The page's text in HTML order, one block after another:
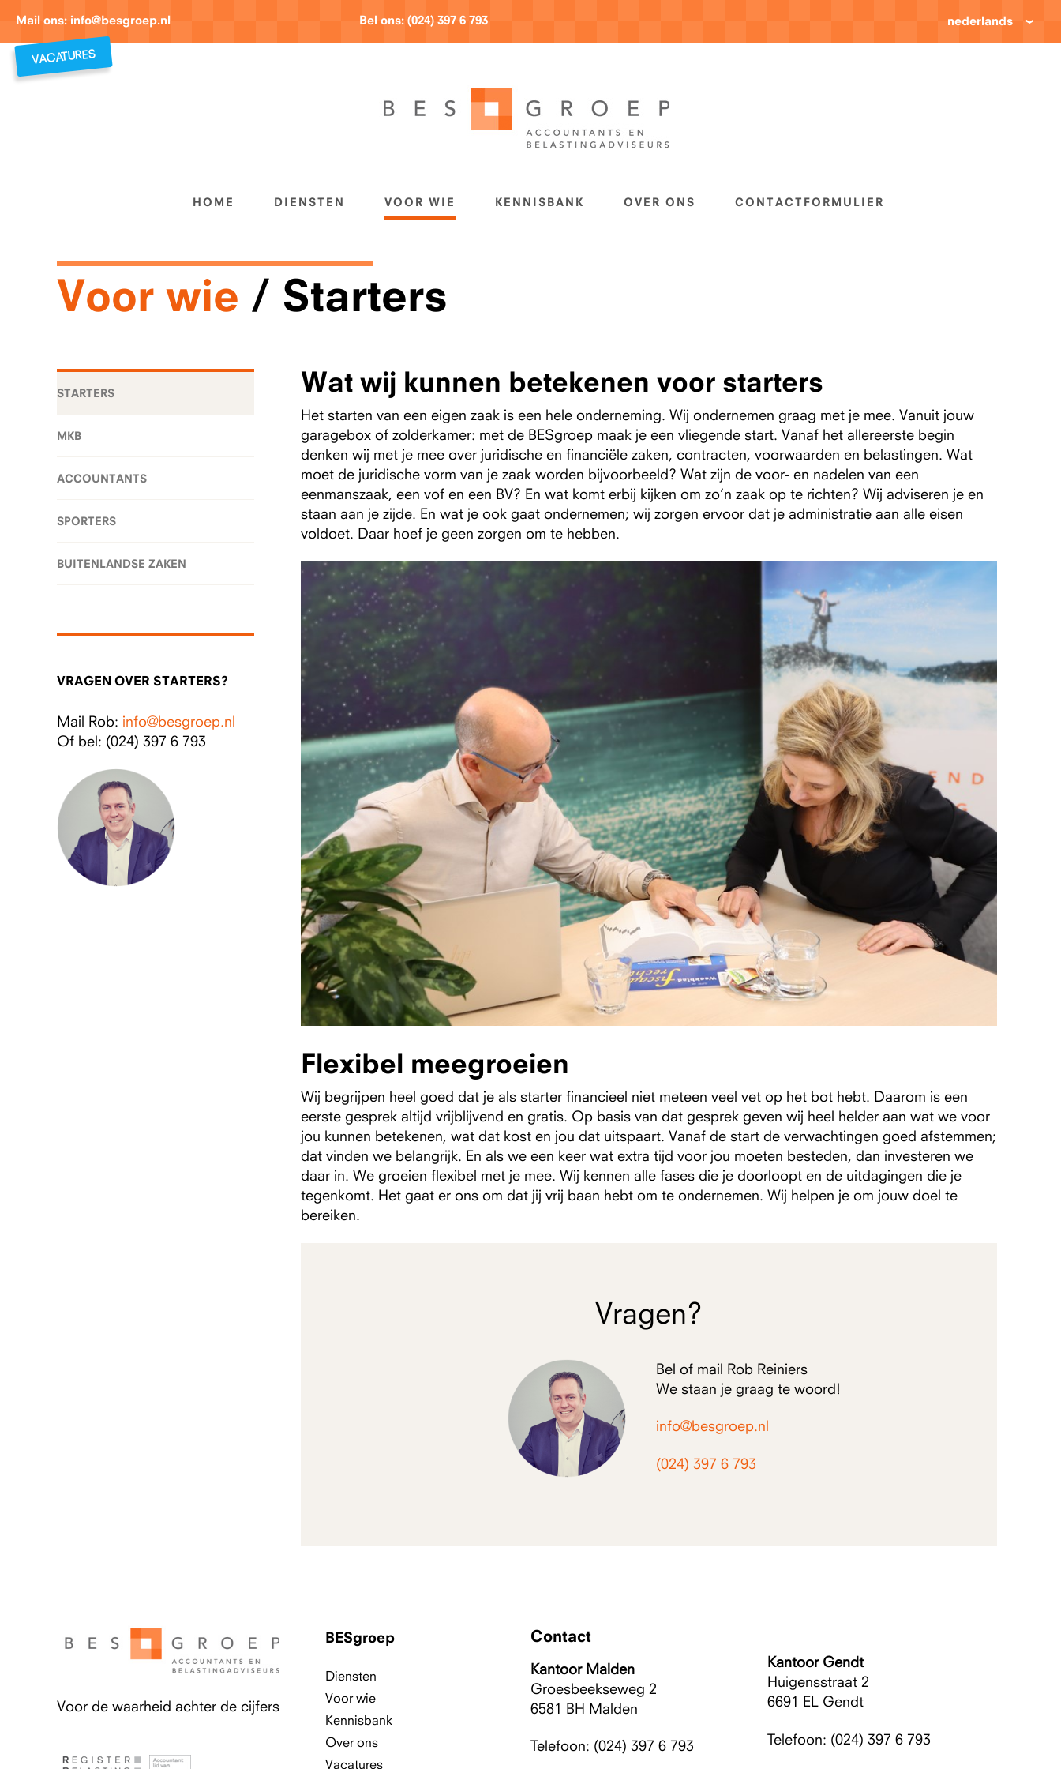
VACATURES
Mail ons: info@besgroep.nl Bel ons: (024) 397 6 793 nederlands
HOME DIENSTEN VOOR WIE KENNISBANK OVER ONS CONTACTFORMULIER
Voor wie Starters
STARTERS
MKB
ACCOUNTANTS
SPORTERS
BUITENLANDSE ZAKEN
VRAGEN OVER STARTERS?
Mail Rob: info@besgroep.nl
Of bel: (024) 397 6 793
Wat wij kunnen betekenen voor starters
Het starten van een eigen zaak is een hele onderneming. Wij ondernemen graag met je mee. Vanuit jouw
garagebox of zolderkamer: met de BESgroep maak je een vliegende start. Vanaf het allereerste begin
denken wij met je mee over juridische en financiële zaken, contracten, voorwaarden en belastingen. Wat
moet de juridische vorm van je zaak worden bijvoorbeeld? Wat zijn de voor- en nadelen van een
eenmanszaak, een vof en een BV? En wat komt erbij kijken om zo’n zaak op te richten? Wij adviseren je en
staan aan je zijde. En wat je ook gaat ondernemen; wij zorgen ervoor dat je administratie aan alle eisen
voldoet. Daar hoef je geen zorgen om te hebben.
Flexibel meegroeien
Wij begrijpen heel goed dat je als starter financieel niet meteen veel vet op het bot hebt. Daarom is een
eerste gesprek altijd vrijblijvend en gratis. Op basis van dat gesprek geven wij heel helder aan wat we voor
jou kunnen betekenen, wat dat kost en jou dat uitspaart. Vanaf de start de verwachtingen goed afstemmen;
dat vinden we belangrijk. En als we een keer wat extra tijd voor jou moeten besteden, dan investeren we
daar in. We groeien flexibel met je mee. Wij kennen alle fases die je doorloopt en de uitdagingen die je
tegenkomt. Het gaat er ons om dat jij vrij baan hebt om te ondernemen. Wij helpen je om jouw doel te
bereiken.
Vragen?
Bel of mail Rob Reiniers
We staan je graag te woord!
info@besgroep.nl
(024) 397 6 793
Voor de waarheid achter de cijfers
BESgroep
Diensten
Voor wie
Kennisbank
Over ons
Vacatures
Contact
Kantoor Malden
Groesbeekseweg 2
6581 BH Malden
Telefoon: (024) 397 6 793
Kantoor Gendt
Huigensstraat 2
6691 EL Gendt
Telefoon: (024) 397 6 793